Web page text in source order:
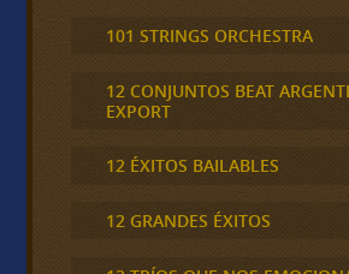
101 STRINGS ORCHESTRA
12 CONJUNTOS BEAT
EXPORT
12 ÉXITOS BAILABLES
12 GRANDES ÉXITOS